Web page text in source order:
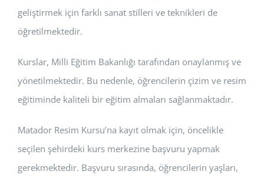
geliştirmek için farklı sanat stilleri ve teknikleri de
öğretilmektedir.
Kurslar, Milli Eğitim Bakanlığı tarafından onaylanmış ve
yönetilmektedir. Bu nedenle, öğrencilerin çizim ve resim
eğitiminde kaliteli bir eğitim almaları sağlanmaktadır.
Matador Resim Kursu’na kayıt olmak için, öncelikle
seçilen şehirdeki kurs merkezine başvuru yapmak
gerekmektedir. Başvuru sırasında, öğrencilerin yaşları,